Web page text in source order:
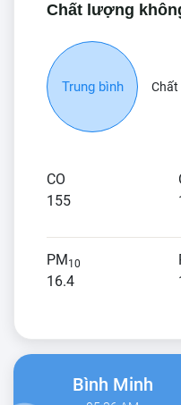
Chất lượng
Trung bình Chất
CO
155
PM10
16.4
Bình Minh